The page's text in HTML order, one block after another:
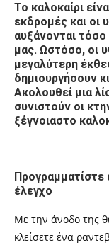
Το καλοκαίρι
εκδρομές και οι
αυξάνονται τόσο
μας. Ωστόσο, οι
μεγαλύτερη
δημιουργήσουν
Ακολουθεί μια
συνιστούν οι
ξέγνοιαστο
Προγραμματίστε
έλεγχο
Με την άνοδο της
κλείσετε ένα